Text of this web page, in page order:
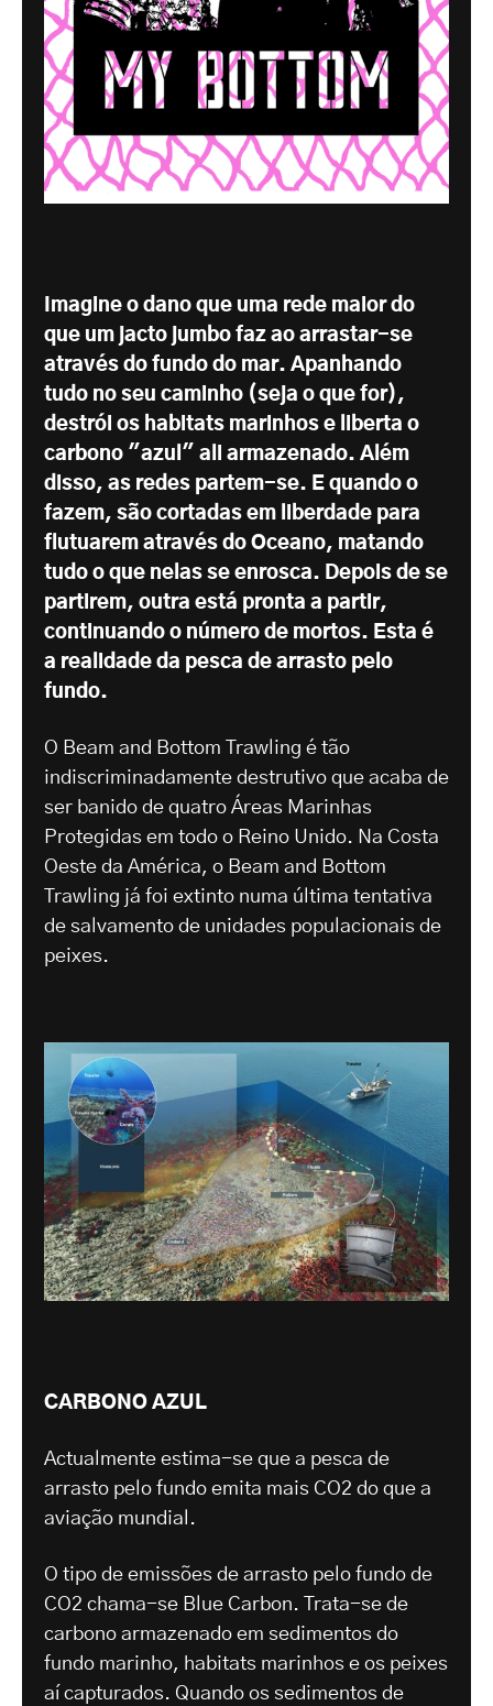
Imagine o dano que uma rede maior do
que um jacto jumbo faz ao arrastar-se
através do fundo do mar. Apanhando
tudo no seu caminho (seja o que for),
destrói os habitats marinhos e liberta o
carbono "azul" ali armazenado. Além
disso, as redes partem-se. E quando o
fazem, são cortadas em liberdade para
flutuarem através do Oceano, matando
tudo o que nelas se enrosca. Depois de se
partirem, outra está pronta a partir,
continuando o número de mortos. Esta é
a realidade da pesca de arrasto pelo
fundo.
O Beam and Bottom Trawling é tão
indiscriminadamente destrutivo que acaba de
ser banido de quatro Áreas Marinhas
Protegidas em todo o Reino Unido. Na Costa
Oeste da América, o Beam and Bottom
Trawling já foi extinto numa última tentativa
de salvamento de unidades populacionais de
peixes.
CARBONO AZUL
Actualmente estima-se que a pesca de
arrasto pelo fundo emita mais CO2 do que a
aviação mundial.
O tipo de emissões de arrasto pelo fundo de
CO2 chama-se Blue Carbon. Trata-se de
carbono armazenado em sedimentos do
fundo marinho, habitats marinhos e os peixes
aí capturados. Quando os sedimentos de